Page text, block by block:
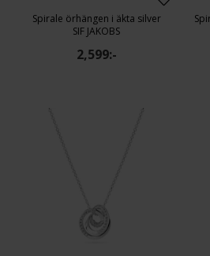
Spirale örhängen i äkta silver
SIF JAKOBS
2,599:-